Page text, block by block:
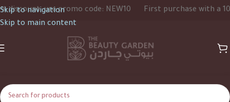
Skip to navigation
Skip to main content
code: NEW10 First purchase with a 10% discount, use